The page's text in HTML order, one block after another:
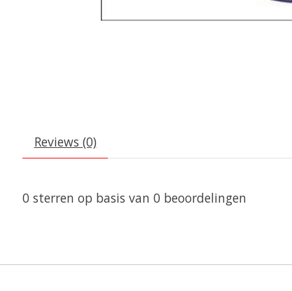
Reviews (0)
0 sterren op basis van 0 beoordelingen